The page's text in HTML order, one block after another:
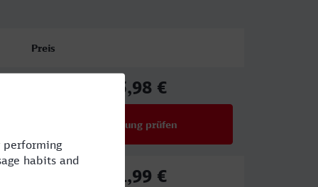
Preis
65,98 €
Verbindung prüfen
61,99 €